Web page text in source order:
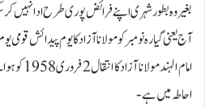
بغیر وہ بطور شہری اپنے فرائض پوری طرح ادا نہیں
آج یعنی گیارہ نومبر کو مولانا آزاد کا یوم پیدائش
امام الہند
احاطہ میں ہے-